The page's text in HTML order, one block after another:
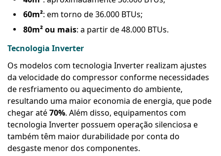
60m²: em torno de 36.000 BTUs;
80m² ou mais: a partir de 48.000 BTUs.
Tecnologia Inverter
Os modelos com tecnologia Inverter realizam ajustes
da velocidade do compressor conforme necessidades
de resfriamento ou aquecimento do ambiente,
resultando uma maior economia de energia, que pode
chegar até70%. Além disso, equipamentos com
tecnologia Inverter possuem operação silenciosa e
também têm maior durabilidade por conta do
desgaste menor dos componentes.